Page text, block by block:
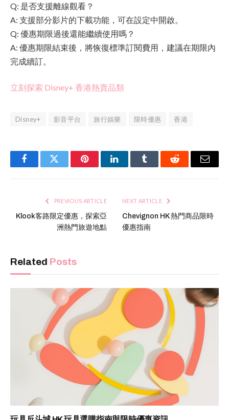
Q: 是否支援離線觀看？
A: 支援部分影片的下載功能，可在設定中開啟。
Q: 優惠期限過後還能繼續使用嗎？
A: 優惠期限結束後，將恢復標準訂閱費用，建議在期限內
完成續訂。
立刻探索 Disney+ 香港熱賣品類
Disney+ 影音平台 旅行娛樂 限時優惠 香港
FacebookTwitter PinterestLinkedInTumblr Reddit Email
PREVIOUS ARTICLE
Klook客路限定優惠，探索亞
洲熱門旅遊地點
NEXT ARTICLE
Chevignon HK 熱門商品限時
優惠指南
Related Posts